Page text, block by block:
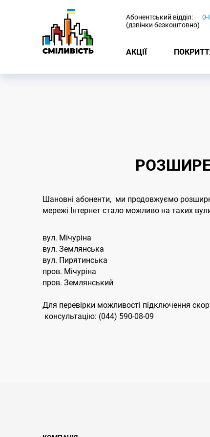
Абонентський відділ:
(дзвінки безкоштовно)
0-
АКЦІЇ
Шановні абоненти, ми продовжуємо
мережі Інтернет стало можливо на таких
вул. Мічуріна
вул. Землянська
вул. Пирятинська
пров. Мічуріна
пров. Землянський
Для перевірки можливості підключення
консультацію: (044) 590-08-09